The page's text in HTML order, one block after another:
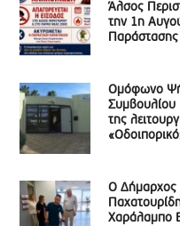
Άλσος
την 1η
Παράστασης
Ομόφωνο
Συμβουλίου
της
Ο Δήμαρχος
Χαράλαμπο